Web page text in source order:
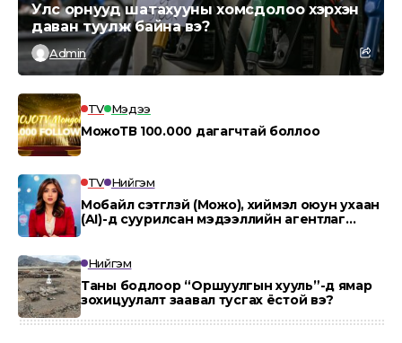
Улс орнууд шатахууны хомсдолоо хэрхэн
даван туулж байна вэ?
Admin
TV Мэдээ
МожоТВ 100.000 дагагчтай боллоо
TV Нийгэм
Мобайл сэтгүүлзүй (Можо), хиймэл оюун ухаан
(AI)-д суурилсан мэдээллийн агентлаг
Нийгэм
Таны бодлоор “Оршуулгын хууль”-д ямар
зохицуулалт заавал тусгах ёстой вэ?